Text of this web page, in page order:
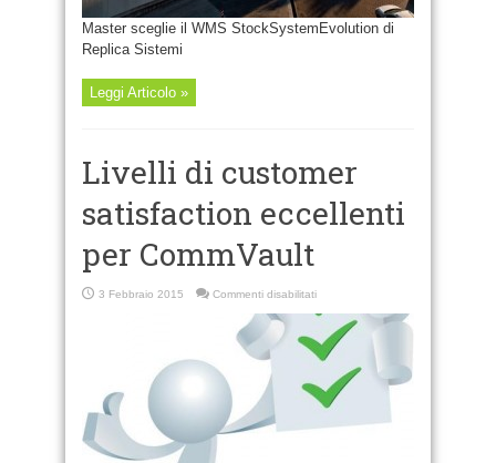
Master sceglie il WMS StockSystemEvolution di
Replica Sistemi
Leggi Articolo »
Livelli di customer
satisfaction eccellenti
per CommVault
3 Febbraio 2015 Commenti disabilitatisu
di
customer
satisfaction
eccellenti
per
CommVault